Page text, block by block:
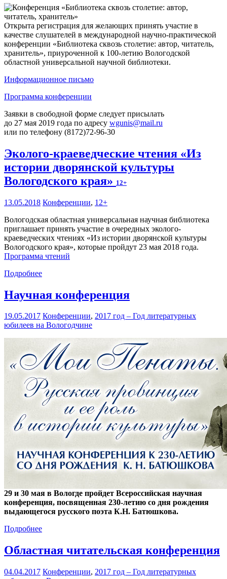
Открыта регистрация для желающих принять участие в
качестве слушателей в международной научно-практической
конференции «Библиотека сквозь столетие: автор, читатель,
хранитель», приуроченной к 100-летию Вологодской
областной универсальной научной библиотеки.
Информационное письмо
Программа конференции
Заявки в свободной форме следует присылать
до 27 мая 2019 года по адресу wgunis@mail.ru
или по телефону (8172)72-96-30
Эколого-краеведческие чтения «Из
истории дворянской культуры
Вологодского края» 12+
13.05.2018 Конференции, 12+
Вологодская областная универсальная научная библиотека
приглашает принять участие в очередных эколого-
краеведческих чтениях «Из истории дворянской культуры
Вологодского края», которые пройдут 23 мая 2018 года.
Программа чтений
Подробнее
Научная конференция
19.05.2017 Конференции, 2017 год – Год литературных
юбилеев на Вологодчине
29 и 30 мая в Вологде пройдет Всероссийская научная
конференция, посвященная 230-летию со дня рождения
выдающегося русского поэта К.Н. Батюшкова.
Подробнее
Областная читательская конференция
04.04.2017 Конференции, 2017 год – Год литературных